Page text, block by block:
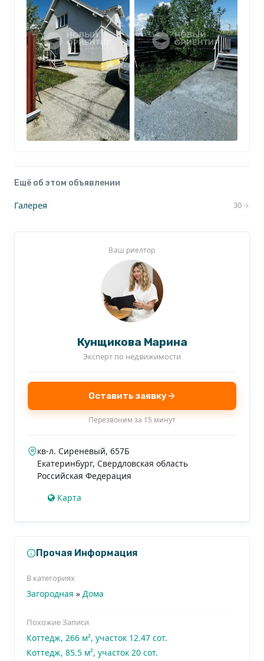
Ещё об этом объявлении
Галерея 30
Ваш риелтор
Кунщикова Марина
Эксперт по недвижимости
Оставить заявку
Перезвоним за 15 минут
кв-л. Сиреневый, 657Б
Екатеринбург, Свердловская область
Российская Федерация
Карта
Прочая Информация
В категориях
Загородная » Дома
Похожие Записи
Коттедж, 266 м², участок 12.47 сот.
Коттедж, 85.5 м², участок 20 сот.